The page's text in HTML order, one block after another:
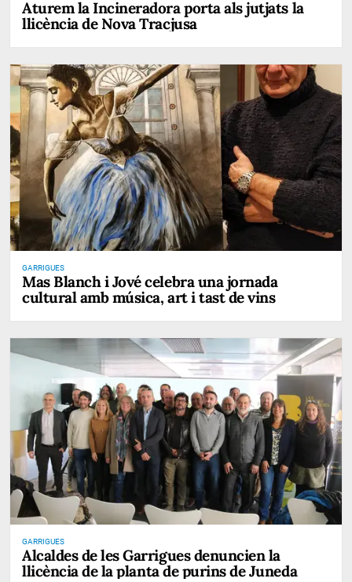
Aturem la Incineradora porta als jutjats la
llicència de Nova Tracjusa
GARRIGUES
Mas Blanch i Jové celebra una jornada
cultural amb música, art i tast de vins
GARRIGUES
Alcaldes de les Garrigues denuncien la
llicència de la planta de purins de Juneda